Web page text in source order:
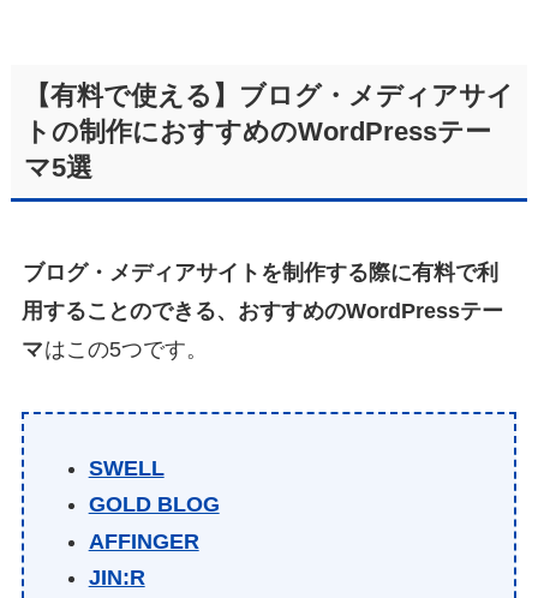
【有料で使える】ブログ・メディアサイ
トの制作におすすめのWordPressテー
マ5選
ブログ・メディアサイトを制作する際に有料で利
用することのできる、おすすめのWordPressテー
マはこの5つです。
SWELL
GOLD BLOG
AFFINGER
JIN:R